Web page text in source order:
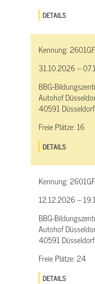
DETAILS
Kennung:
31.10.2026 –
BBG-
Autohof
40591 Düsseldorf
Freie Plätze: 16
DETAILS
Kennung:
12.12.2026 –
BBG-
Autohof
40591 Düsseldorf
Freie Plätze:24
DETAILS